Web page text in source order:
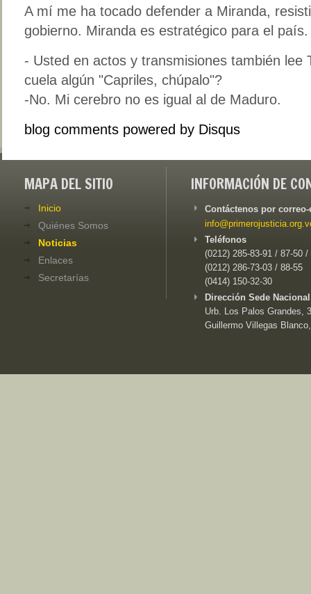
A mí me ha tocado defender a Miranda,
gobierno. Miranda es estratégico para el país.
- Usted en actos y transmisiones también lee
cuela algún "Capriles, chúpalo"?
-No. Mi cerebro no es igual al de Maduro.
blog comments powered by Disqus
MAPA DEL SITIO
Inicio
Quiénes Somos
Noticias
Enlaces
Secretarías
INFORMACIÓN DE
Contáctenos por
Teléfonos
(0212) 285-83-91 / 87-50 /
(0212) 286-73-03 / 88-55
(0414) 150-32-30
Dirección Sede
Urb. Los Palos Grandes,
Guillermo Villegas